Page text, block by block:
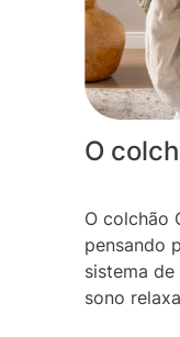
O
O colchão
pensando
sistema
sono